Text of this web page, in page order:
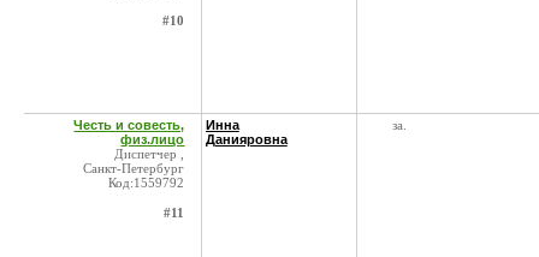
#10
Честь и совесть,
физ.лицо
Диспетчер ,
Санкт-Петербург
Код:1559792
#11
Инна
Данияровна
за.